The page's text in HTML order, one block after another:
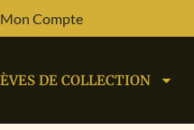
Mon Compte
DE COLLECTION